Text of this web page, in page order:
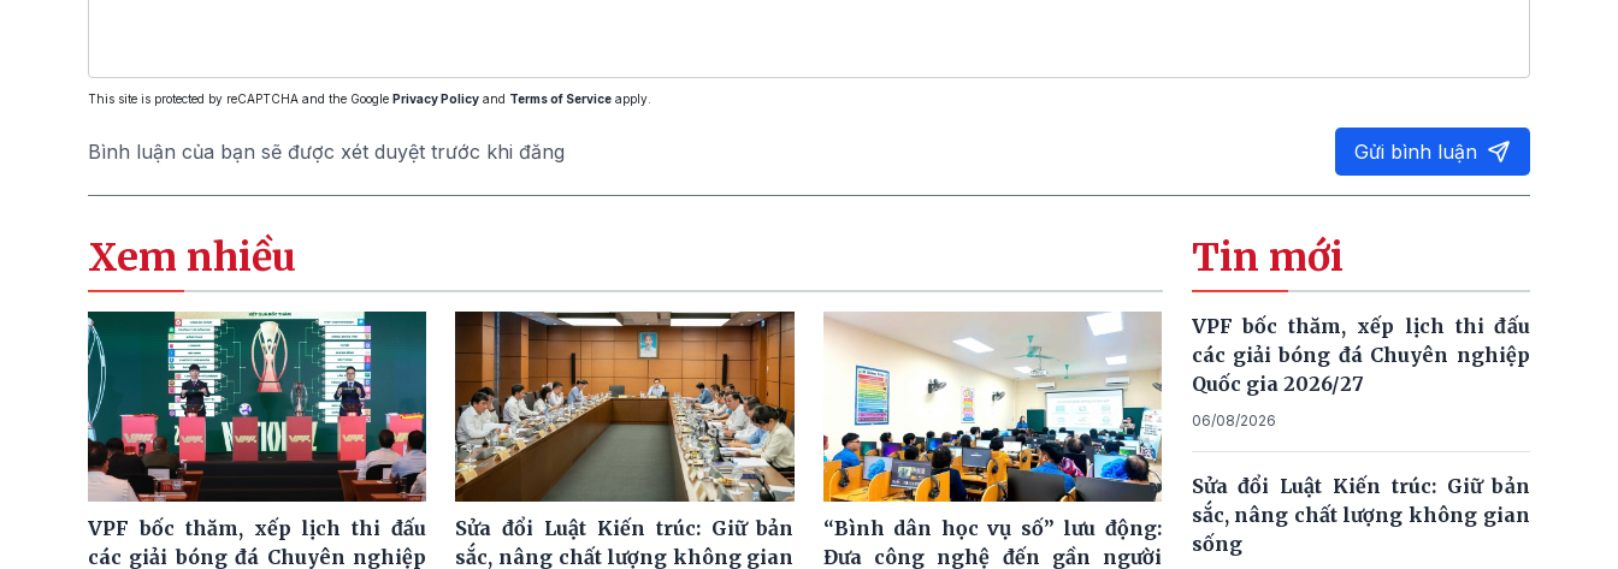
This site is protected by reCAPTCHA and the Google Privacy Policy and Terms of Service apply.
Bình luận của bạn sẽ được xét duyệt trước khi đăng Gửi bình luận
Xem nhiều
VPF bốc thăm, xếp lịch thi đấu
các giải bóng đá Chuyên nghiệp
Sửa đổi Luật Kiến trúc: Giữ bản
sắc, nâng chất lượng không gian
“Bình dân học vụ số” lưu động:
Đưa công nghệ đến gần người
Tin mới
VPF bốc thăm, xếp lịch thi đấu
các giải bóng đá Chuyên nghiệp
Quốc gia 2026/27
06/08/2026
Sửa đổi Luật Kiến trúc: Giữ bản
sắc, nâng chất lượng không gian
sống